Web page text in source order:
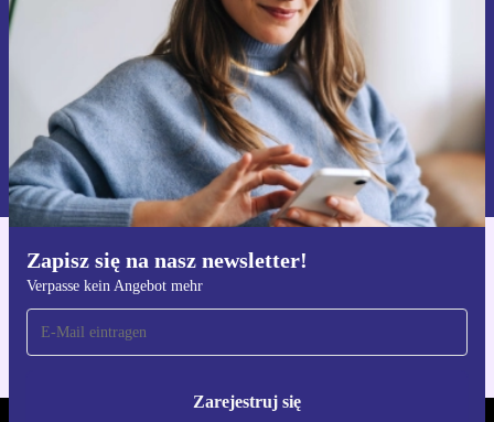
Zapisz się na nasz newsletter!
Verpasse kein Angebot mehr
Zarejestruj się
Zarejestruj się
Informacje na temat używania danych osobowych znajdują się w
naszej
Polityce prywatności
Pobierz aplikację refurbed
Dla iOS i Android